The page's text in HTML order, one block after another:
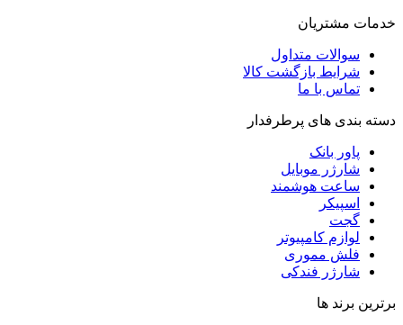
خدمات مشتریان
سوالات متداول
شرایط بازگشت کالا
تماس با ما
دسته بندی های پرطرفدار
پاور بانک
شارژر موبایل
ساعت هوشمند
اسپیکر
گجت
لوازم کامپیوتر
فلش مموری
شارژر فندکی
برترین برند ها